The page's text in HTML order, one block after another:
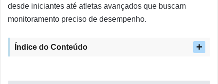
desde iniciantes até atletas avançados que buscam
monitoramento preciso de desempenho.
Índice do Conteúdo